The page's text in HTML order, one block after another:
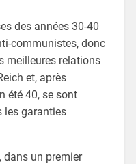
des années 30-40
communistes, donc
meilleures relations
et, après
été 40, se sont
les garanties
dans un premier